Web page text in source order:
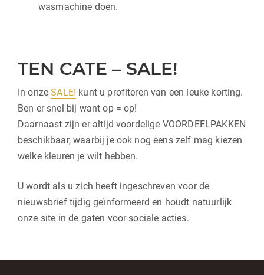
wasmachine doen.
TEN CATE – SALE!
In onzeSALE! kunt u profiteren van een leuke korting.
Ben er snel bij want op = op!
Daarnaast zijn er altijd voordelige VOORDEELPAKKEN
beschikbaar, waarbij je ook nog eens zelf mag kiezen
welke kleuren je wilt hebben.
U wordt als u zich heeft ingeschreven voor de
nieuwsbrief tijdig geïnformeerd en houdt natuurlijk
onze site in de gaten voor sociale acties.